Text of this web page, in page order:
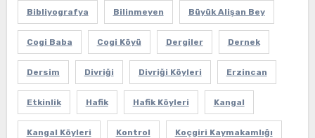
Bibliyografya Bilinmeyen Büyük Alişan Bey
Cogi Baba Cogi Köyü Dergiler Dernek
Dersim Divriği Divriği Köyleri Erzincan
Etkinlik Hafik Hafik Köyleri Kangal
Kangal Köyleri Kontrol Koçgiri Kaymakamlığı